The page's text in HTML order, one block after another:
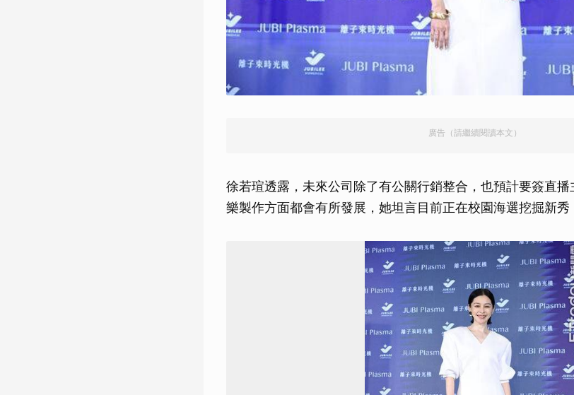
廣告（請繼續閱讀本文）
徐若瑄透露，未來公司除了有公關行銷整合，也預計要簽直
樂製作方面都會有所發展，她坦言目前正在校園海選挖掘新秀